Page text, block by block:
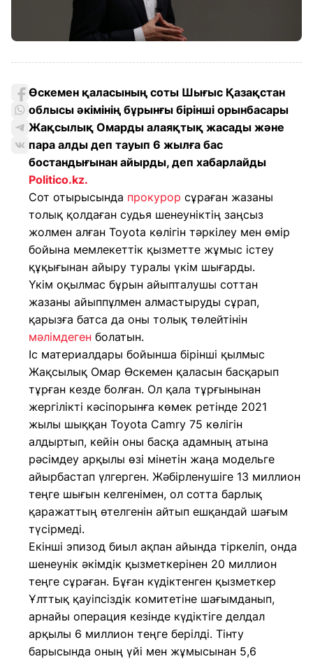
Өскемен қаласының соты Шығыс Қазақстан
облысы әкімінің бұрынғы бірінші орынбасары
Жақсылық Омарды алаяқтық жасады және
пара алды деп тауып 6 жылға бас
бостандығынан айырды, деп хабарлайды
Politico.kz.
Сот отырысында прокурор сұраған жазаны
толық қолдаған судья шенеуніктің заңсыз
жолмен алған Toyota көлігін тәркілеу мен өмір
бойына мемлекеттік қызметте жұмыс істеу
құқығынан айыру туралы үкім шығарды.
Үкім оқылмас бұрын айыпталушы соттан
жазаны айыппұлмен алмастыруды сұрап,
қарызға батса да оны толық төлейтінін
мәлімдеген болатын.
Іс материалдары бойынша бірінші қылмыс
Жақсылық Омар Өскемен қаласын басқарып
тұрған кезде болған. Ол қала тұрғынынан
жергілікті кәсіпорынға көмек ретінде 2021
жылы шыққан Toyota Camry 75 көлігін
алдыртып, кейін оны басқа адамның атына
рәсімдеу арқылы өзі мінетін жаңа модельге
айырбастап үлгерген. Жәбірленушіге 13 миллион
теңге шығын келгенімен, ол сотта барлық
қаражаттың өтелгенін айтып ешқандай шағым
түсірмеді.
Екінші эпизод биыл ақпан айында тіркеліп, онда
шенеунік әкімдік қызметкерінен 20 миллион
теңге сұраған. Бұған күдіктенген қызметкер
Ұлттық қауіпсіздік комитетіне шағымданып,
арнайы операция кезінде күдіктіге делдал
арқылы 6 миллион теңге берілді. Тінту
барысында оның үйі мен жұмысынан 5,6